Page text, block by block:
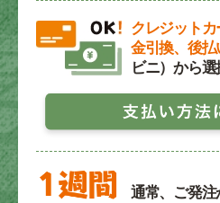
クレジット
金引換、後払
ビニ）から選
通常、ご発注